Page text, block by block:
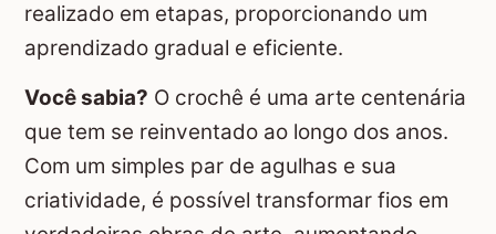
realizado em etapas, proporcionando um
aprendizado gradual e eficiente.
Você sabia? O crochê é uma arte centenária
que tem se reinventado ao longo dos anos.
Com um simples par de agulhas e sua
criatividade, é possível transformar fios em